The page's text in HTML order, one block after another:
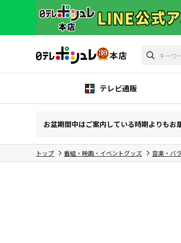
テレビ通販
お盆期間中はご案内している時期よりも
トップ 番組・映画・イベントグッズ 音楽・バ